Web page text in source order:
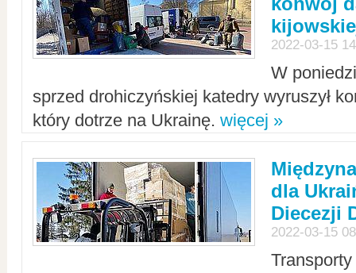
2022-03-15
W
sprzed drohiczyńskiej katedry wyruszył
który dotrze na Ukrainę. więcej »
dla
Diecezji
2022-03-15